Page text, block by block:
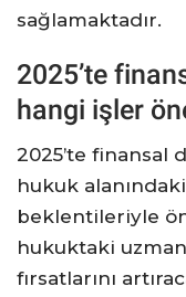
sağlamaktadır.
2025’te
hangi işler
2025’te finansal
hukuk
beklentileriyle
hukuktaki
fırsatlarını